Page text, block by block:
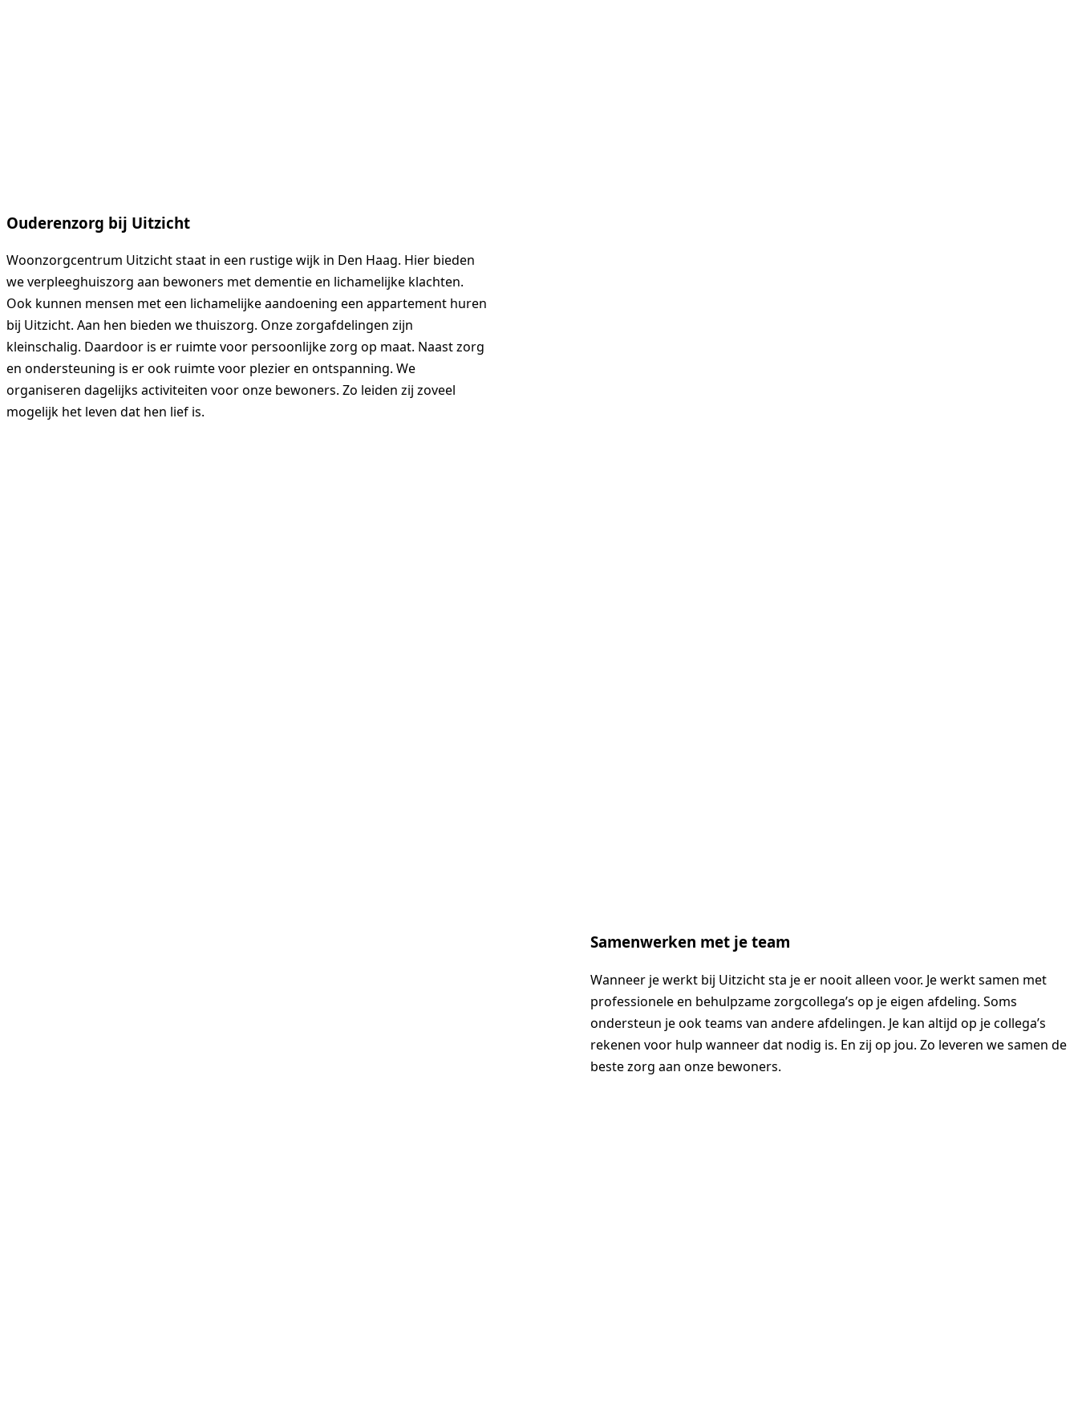
Ouderenzorg bij Uitzicht
Woonzorgcentrum Uitzicht staat in een rustige wijk in Den Haag. Hier bieden
we verpleeghuiszorg aan bewoners met dementie en lichamelijke klachten.
Ook kunnen mensen met een lichamelijke aandoening een appartement huren
bij Uitzicht. Aan hen bieden we thuiszorg. Onze zorgafdelingen zijn
kleinschalig. Daardoor is er ruimte voor persoonlijke zorg op maat. Naast zorg
en ondersteuning is er ook ruimte voor plezier en ontspanning. We
organiseren dagelijks activiteiten voor onze bewoners. Zo leiden zij zoveel
mogelijk het leven dat hen lief is.
Samenwerken met je team
Wanneer je werkt bij Uitzicht sta je er nooit alleen voor. Je werkt samen met
professionele en behulpzame zorgcollega’s op je eigen afdeling. Soms
ondersteun je ook teams van andere afdelingen. Je kan altijd op je collega’s
rekenen voor hulp wanneer dat nodig is. En zij op jou. Zo leveren we samen de
beste zorg aan onze bewoners.